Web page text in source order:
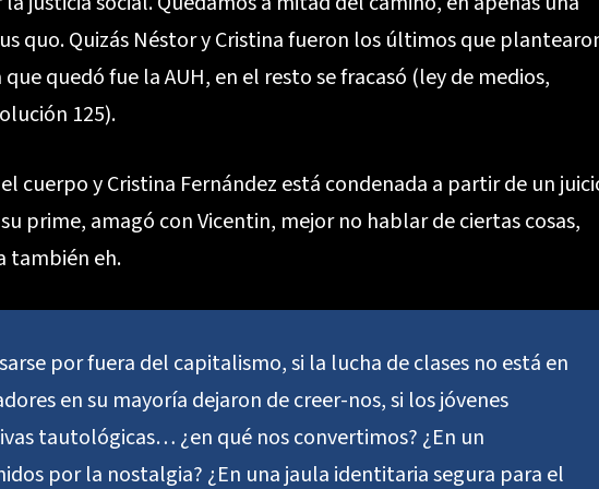
quo. Quizás Néstor y Cristina fueron los últimos que
quedó fue la AUH, en el resto se fracasó (ley de medios,
125).
cuerpo y Cristina Fernández está condenada a partir de un
prime, amagó con Vicentin, mejor no hablar de ciertas cosas,
también eh.
por fuera del capitalismo, si la lucha de clases no está en
en su mayoría dejaron de creer-nos, si los jóvenes
tautológicas… ¿en qué nos convertimos? ¿En un
por la nostalgia? ¿En una jaula identitaria segura para el